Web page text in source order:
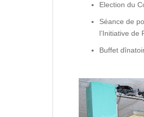
Election du
Séance de
l’Initiative de
Buffet